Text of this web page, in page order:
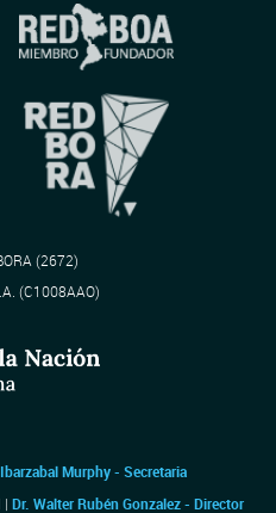
(2672)
(C1008AAO)
Murphy - Secretaria
| Dr. Walter Rubén Gonzalez - Director